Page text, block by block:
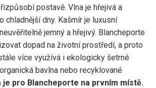
postavě. Vlna je hřejivá a
chladnější dny. Kašmír je luxusní
jemný a hřejivý. Blancheporte
dopad na životní prostředí, a proto
více využívá i ekologicky šetrné
bavlna nebo recyklované
je pro Blancheporte na prvním místě.